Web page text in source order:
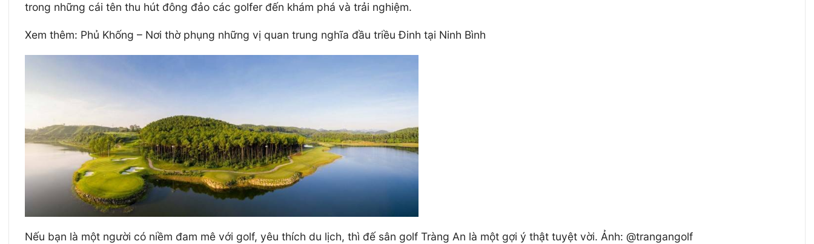
trong những cái tên thu hút đông đảo các golfer đến khám phá và trải nghiệm.
Xem thêm: Phủ Khống – Nơi thờ phụng những vị quan trung nghĩa đầu triều Đinh tại Ninh Bình
Nếu bạn là một người có niềm đam mê với golf, yêu thích du lịch, thì đế sân golf Tràng An là một gợi ý thật tuyệt vời. Ảnh: @trangangolf